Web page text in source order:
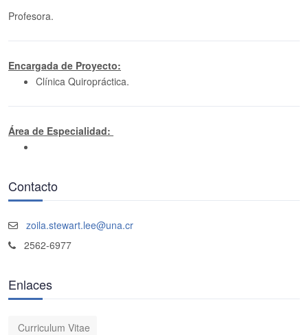
Profesora.
Encargada de Proyecto:
Clínica Quiropráctica.
Área de Especialidad:
Contacto
zoila.stewart.lee@una.cr
2562-6977
Enlaces
Curriculum Vitae